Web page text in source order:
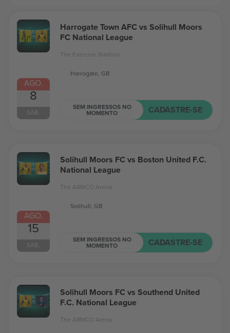
AGO.
8
SÁB.
Harrogate Town AFC vs Solihull Moors
FC National League
The Exercise Stadium
Harrogate, GB
SEM INGRESSOS NO
MOMENTO CADASTRE-SE
AGO.
15
SÁB.
Solihull Moors FC vs Boston United F.C.
National League
The ARMCO Arena
Solihull, GB
SEM INGRESSOS NO
MOMENTO CADASTRE-SE
Solihull Moors FC vs Southend United
F.C. National League
The ARMCO Arena